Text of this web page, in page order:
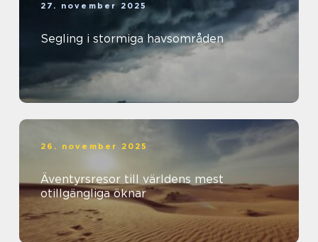
27. november 2025
Segling i stormiga havsområden
26. november 2025
Äventyrsresor till världens mest
otillgängliga öknar